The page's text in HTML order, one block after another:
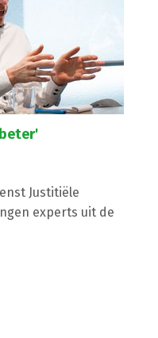
Justitiële
experts uit de